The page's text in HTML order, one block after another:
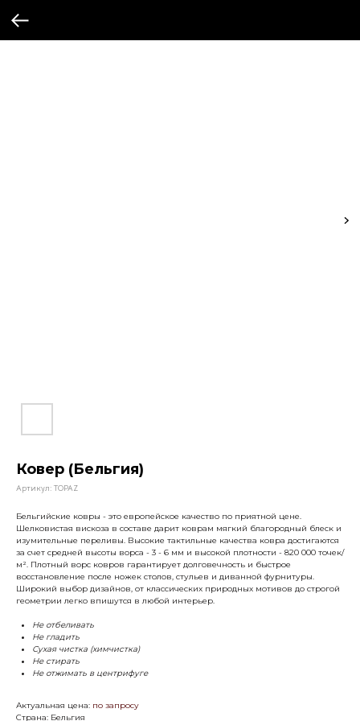
Ковер (Бельгия)
Артикул: TOPAZ
Бельгийские ковры - это европейское качество по приятной цене.
Шелковистая вискоза в составе дарит коврам мягкий благородный блеск и
изумительные переливы. Высокие тактильные качества ковра достигаются
за счет средней высоты ворса - 3 - 6 мм и высокой плотности - 820 000 точек/
м². Плотный ворс ковров гарантирует долговечность и быстрое
восстановление после ножек столов, стульев и диванной фурнитуры.
Широкий выбор дизайнов, от классических природных мотивов до строгой
геометрии легко впишутся в любой интерьер.
Не отбеливать
Не гладить
Сухая чистка (химчистка)
Не стирать
Не отжимать в центрифуге
Актуальная цена: по запросу
Страна: Бельгия